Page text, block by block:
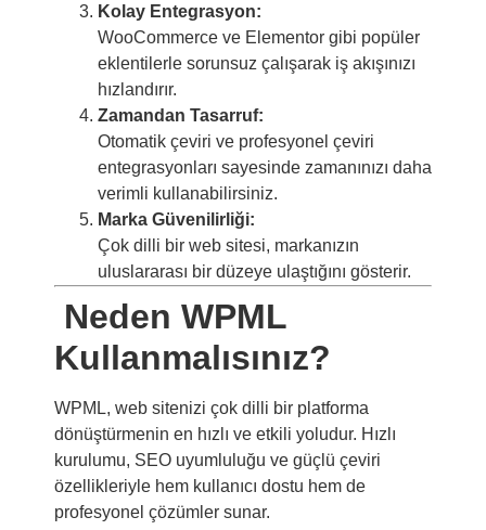
Kolay Entegrasyon:
WooCommerce ve Elementor gibi popüler
eklentilerle sorunsuz çalışarak iş akışınızı
hızlandırır.
Zamandan Tasarruf:
Otomatik çeviri ve profesyonel çeviri
entegrasyonları sayesinde zamanınızı daha
verimli kullanabilirsiniz.
Marka Güvenilirliği:
Çok dilli bir web sitesi, markanızın
uluslararası bir düzeye ulaştığını gösterir.
Neden WPML
Kullanmalısınız?
WPML, web sitenizi çok dilli bir platforma
dönüştürmenin en hızlı ve etkili yoludur. Hızlı
kurulumu, SEO uyumluluğu ve güçlü çeviri
özellikleriyle hem kullanıcı dostu hem de
profesyonel çözümler sunar.